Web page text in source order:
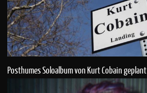
Posthumes Soloalbum von Kurt Cobain geplant